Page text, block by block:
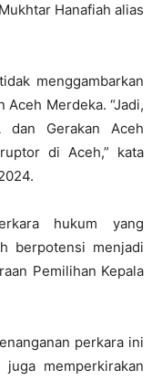
Hanafiah alias
menggambarkan
Aceh Merdeka. “Jadi,
Gerakan Aceh
di Aceh,” kata
hukum yang
berpotensi menjadi
Pemilihan Kepala
perkara ini
memperkirakan